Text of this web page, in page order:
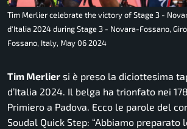
Tim Merlier celebrate the victory of Stage 3 -
d'Italia 2024 during Stage 3 - Novara-Fossano,
Fossano, Italy, May 06 2024
Tim Merlier si è preso la diciottesima
d’Italia 2024. Il belga ha trionfato nei
Primiero a Padova. Ecco le parole del
Soudal Quick Step: “Abbiamo preparato